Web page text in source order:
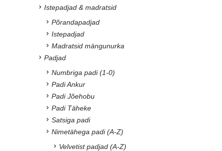
Istepadjad & madratsid
Põrandapadjad
Istepadjad
Madratsid mängunurka
Padjad
Numbriga padi (1-0)
Padi Ankur
Padi Jõehobu
Padi Täheke
Satsiga padi
Nimetähega padi (A-Z)
Velvetist padjad (A-Z)